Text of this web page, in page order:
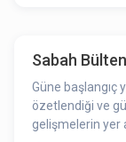
devam
Sabah
Güne başlangıç
özetlendiği ve
gelişmelerin yer